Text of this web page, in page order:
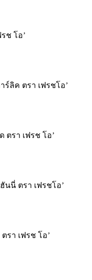
ช โอ’
ร์ลิค ตรา เฟรชโอ’
ตรา เฟรช โอ’
นนี่ ตรา เฟรชโอ’
รา เฟรช โอ’